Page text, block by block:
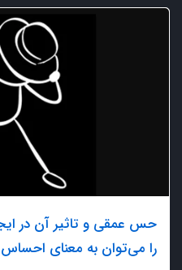
حس عمقی و تاثیر آن در
را می‌توان به معنای